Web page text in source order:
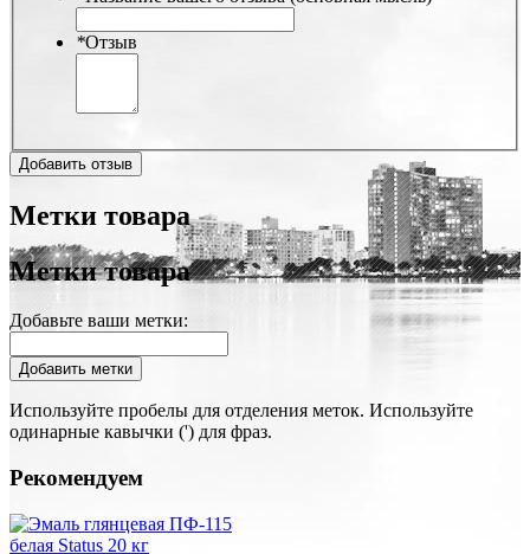
*Отзыв
Добавить отзыв
Метки товара
Метки товара
Добавьте ваши метки:
Добавить метки
Используйте пробелы для отделения меток. Используйте
одинарные кавычки (') для фраз.
Рекомендуем